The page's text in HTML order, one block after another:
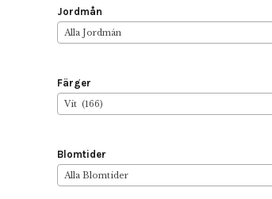
Jordmån
Alla Jordmån
Färger
Vit (166)
Blomtider
Alla Blomtider